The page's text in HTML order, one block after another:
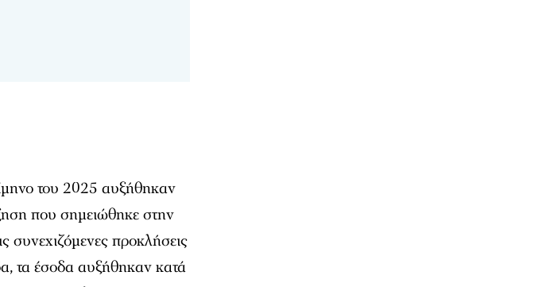
του 2025 αυξήθηκαν
που σημειώθηκε στην
συνεχιζόμενες προκλήσεις
τα έσοδα αυξήθηκαν κατά